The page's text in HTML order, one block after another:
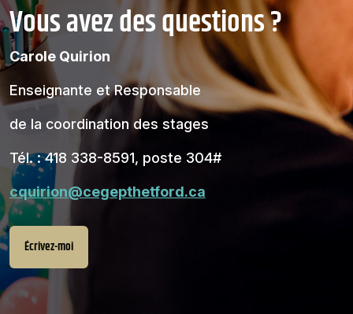
Vous avez des questions ?
Carole Quirion
Enseignante et Responsable
de la coordination des stages
Tél. : 418 338-8591, poste 304#
cquirion@cegepthetford.ca
Écrivez-moi